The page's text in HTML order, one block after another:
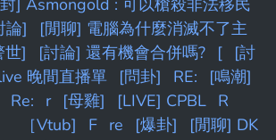
] Asmongold : 可以槍殺非法移民
論]
[閒聊] 電腦為什麼消滅不了主
世] [討論] 還有機會合併嗎? [
[討
晚間直播單
[問卦] RE:
[鳴潮]
Re: r [母雞] [LIVE] CPBL R
［Vtub] F re [爆卦]
[閒聊] DK